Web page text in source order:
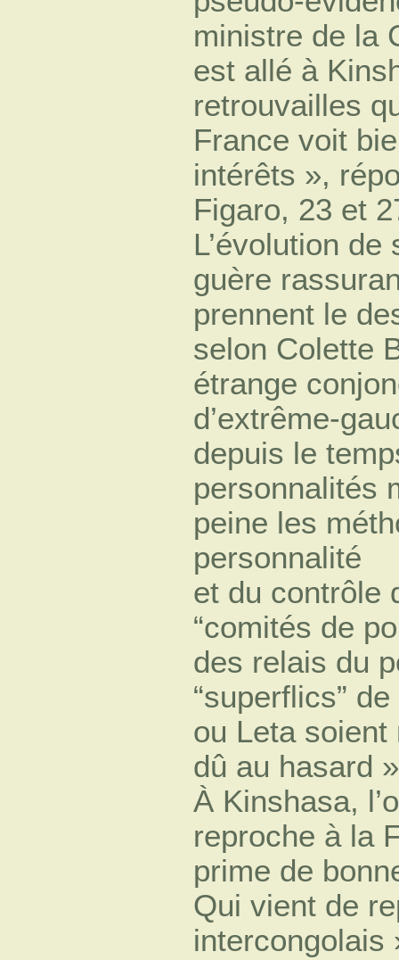
ministre de la
est allé à
retrouvailles
France voit
intérêts »,
Figaro, 23 et
L’évolution
guère
prennent le
selon Colette
étrange
d’extrême-
depuis le
personnalités
peine les
personnalité
et du contrôle
“comités de
des relais du
“superflics”
ou Leta soient
dû au hasard
À Kinshasa,
reproche à la
prime de
Qui vient de
intercongolais